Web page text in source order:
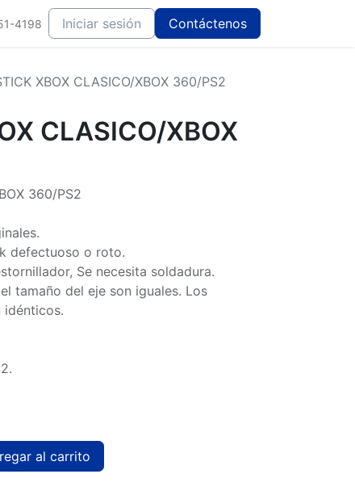
4198 Iniciar sesión Contáctenos
XBOX CLASICO/XBOX 360/PS2
CLASICO/XBOX
360/PS2
defectuoso o roto.
Se necesita soldadura.
tamaño del eje son iguales. Los
idénticos.
al carrito